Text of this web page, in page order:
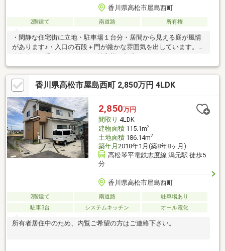
香川県高松市屋島西町
2階建て 南道路 所有権
・閑静な住宅街に立地・駐車場１台分・居間から見える庭が風情
があります♪・入口の石段＋門が厳かな雰囲気を出しています。・
築年数は経過しておりますが持主様が都度メンテナンスをしてお
りきれいに保たれています。・家具等家財が残っておりますが、
現状で引き渡しとなりますのでご了承ください。
香川県高松市屋島西町 2,850万円 4LDK
2,850万円
間取り 4LDK
建物面積115.1m2
土地面積186.14m2
築年月 2018年1月(築8年8ヶ月)
高松琴平電鉄志度線 潟元駅 徒歩5
分
香川県高松市屋島西町
2階建て 南道路
駐車場あり
駐車3台
システムキッチン オール電化
所有者居住中のため、内覧ご希望の方はご連絡下さい。